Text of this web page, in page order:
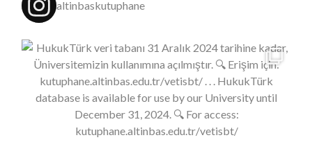
altinbaskutuphane